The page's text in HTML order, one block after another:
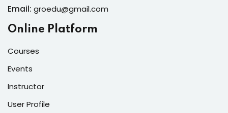
Email: groedu@gmail.com
Online Platform
Courses
Events
Instructor
User Profile